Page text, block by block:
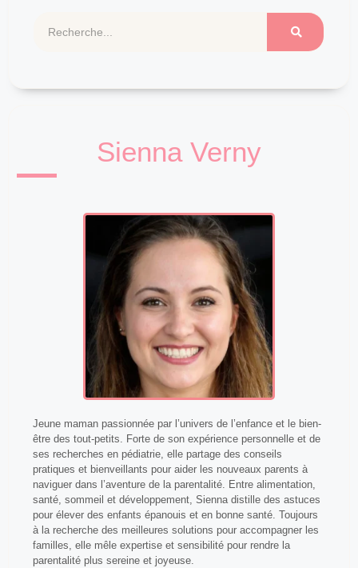
Sienna Verny
Jeune maman passionnée par l’univers de l’enfance et le bien-
être des tout-petits. Forte de son expérience personnelle et de
ses recherches en pédiatrie, elle partage des conseils
pratiques et bienveillants pour aider les nouveaux parents à
naviguer dans l’aventure de la parentalité. Entre alimentation,
santé, sommeil et développement, Sienna distille des astuces
pour élever des enfants épanouis et en bonne santé. Toujours
à la recherche des meilleures solutions pour accompagner les
familles, elle mêle expertise et sensibilité pour rendre la
parentalité plus sereine et joyeuse.